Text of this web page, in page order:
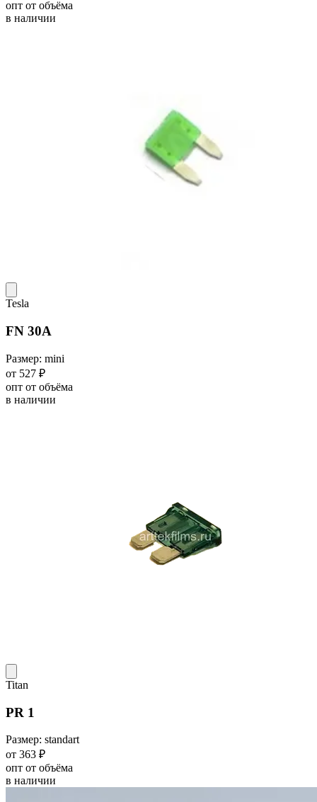
опт от объёма
в наличии
Tesla
FN 30A
Размер: mini
от 527 ₽
опт от объёма
в наличии
Titan
PR 1
Размер: standart
от 363 ₽
опт от объёма
в наличии